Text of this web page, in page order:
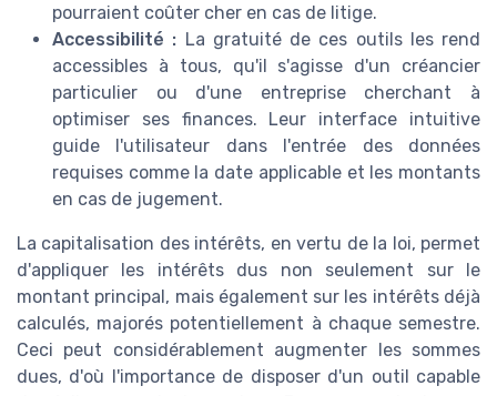
pourraient coûter cher en cas de litige.
Accessibilité : La gratuité de ces outils les rend
accessibles à tous, qu'il s'agisse d'un créancier
particulier ou d'une entreprise cherchant à
optimiser ses finances. Leur interface intuitive
guide l'utilisateur dans l'entrée des données
requises comme la date applicable et les montants
en cas de jugement.
La capitalisation des intérêts, en vertu de la loi, permet
d'appliquer les intérêts dus non seulement sur le
montant principal, mais également sur les intérêts déjà
calculés, majorés potentiellement à chaque semestre.
Ceci peut considérablement augmenter les sommes
dues, d'où l'importance de disposer d'un outil capable